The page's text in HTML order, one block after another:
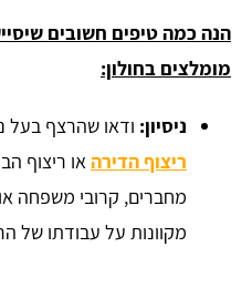
הנה כמה טיפים חשובים
מומלצים בחולון:
ניסיון: ודאו שהרצף בעל
ריצוף הדירהאו ריצוף
מחברים, קרובי משפחה
מקוונות על עבודתו של